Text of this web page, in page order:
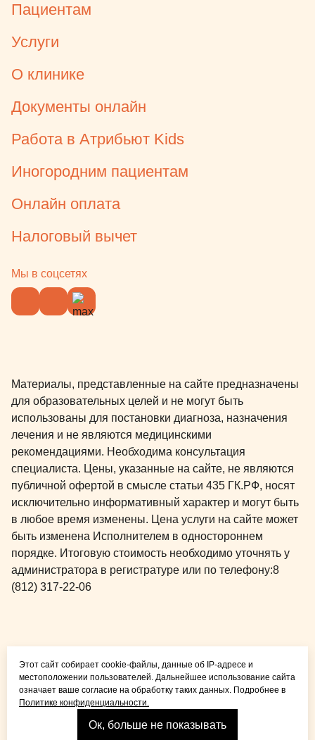
Пациентам
Услуги
О клинике
Документы онлайн
Работа в Атрибьют Kids
Иногородним пациентам
Онлайн оплата
Налоговый вычет
Мы в соцсетях
Материалы, представленные на сайте предназначены
для образовательных целей и не могут быть
использованы для постановки диагноза, назначения
лечения и не являются медицинскими
рекомендациями. Необходима консультация
специалиста. Цены, указанные на сайте, не являются
публичной офертой в смысле статьи 435 ГК.РФ, носят
исключительно информативный характер и могут быть
в любое время изменены. Цена услуги на сайте может
быть изменена Исполнителем в одностороннем
порядке. Итоговую стоимость необходимо уточнять у
администратора в регистратуре или по телефону:8
(812) 317-22-06
детей и взрослых
Взрослая стоматология
Этот сайт собирает cookie-файлы, данные об IP-адресе и
местоположении пользователей. Дальнейшее использование сайта
означает ваше согласие на обработку таких данных. Подробнее в
Политике конфиденциальности.
Ок, больше не показывать